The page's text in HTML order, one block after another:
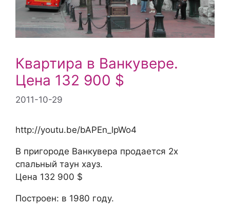
Квартира в Ванкувере.
Цена 132 900 $
2011-10-29
http://youtu.be/bAPEn_lpWo4
В пригороде Ванкувера продается 2х
спальный таун хауз.
Цена 132 900 $
Построен: в 1980 году.